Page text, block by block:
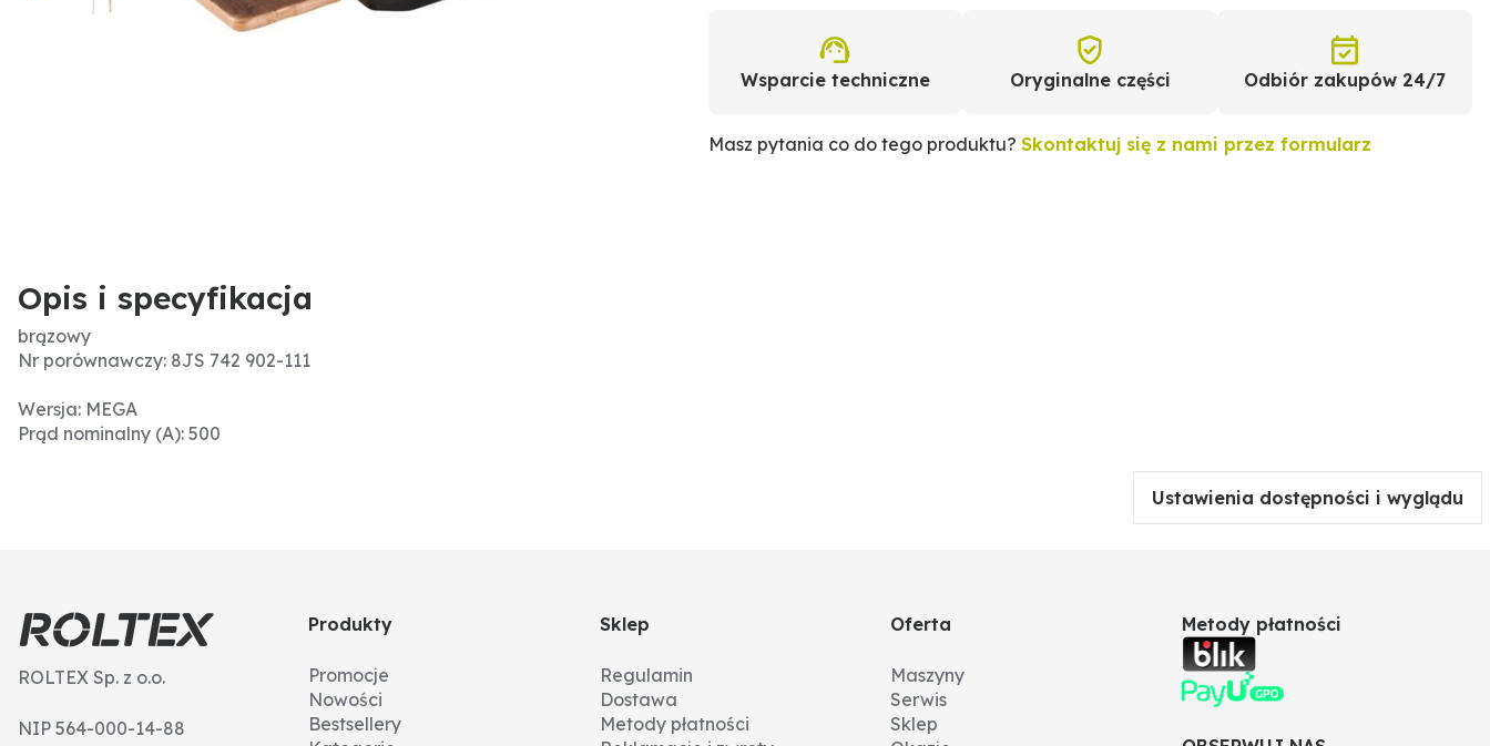
Wsparcie techniczne Oryginalne części Odbiór zakupów 24/7
Masz pytania co do tego produktu? Skontaktuj się z nami przez formularz
Opis i specyfikacja
brązowy
Nr porównawczy: 8JS 742 902-111
Wersja: MEGA
Prąd nominalny (A): 500
Ustawienia dostępności i wyglądu
ROLTEX Sp. z o.o.
NIP 564-000-14-88
Produkty
Promocje
Nowości
Bestsellery
Sklep
Regulamin
Dostawa
Metody płatności
Oferta
Maszyny
Serwis
Sklep
Metody płatności